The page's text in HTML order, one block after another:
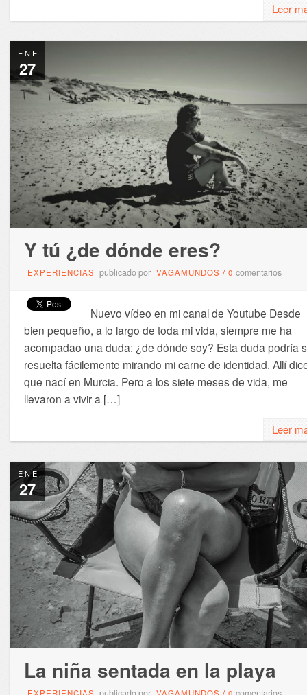
Leer
ENE
27
Y tú ¿de dónde eres?
EXPERIENCIAS publicado por VAGAMUNDOS / 0 comentarios
Nuevo vídeo en mi canal de Youtube Desde
bien pequeño, a lo largo de toda mi vida, siempre me ha
acompadao una duda: ¿de dónde soy? Esta duda podría
resuelta fácilemente mirando mi carne de identidad. Allí
que nací en Murcia. Pero a los siete meses de vida, me
llevaron a vivir a […]
Leer
ENE
27
La niña sentada en la playa
EXPERIENCIAS VAGAMUNDOS / 0